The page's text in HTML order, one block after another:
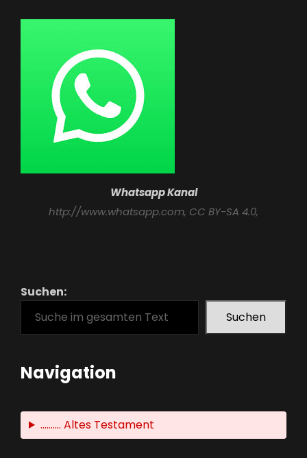
Whatsapp Kanal
http://www.whatsapp.com, CC BY-SA 4.0,
Suchen:
Suchen
Navigation
.......... Altes Testament